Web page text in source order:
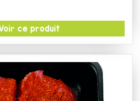
ce produit